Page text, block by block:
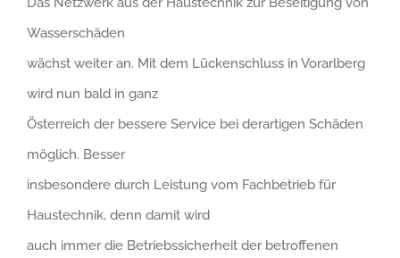
Wasserschäden
wächst weiter an. Mit dem Lückenschluss in Vorarlberg
wird nun bald in ganz
Österreich der bessere Service bei derartigen Schäden
möglich. Besser
insbesondere durch Leistung vom Fachbetrieb für
Haustechnik, denn damit wird
auch immer die Betriebssicherheit der betroffenen